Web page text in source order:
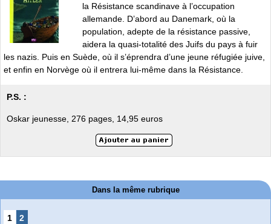
la Résistance scandinave à l’occupation
allemande. D’abord au Danemark, où la
population, adepte de la résistance passive,
aidera la quasi-totalité des Juifs du pays à fuir
les nazis. Puis en Suède, où il s’éprendra d’une jeune réfugiée juive,
et enfin en Norvège où il entrera lui-même dans la Résistance.
P.S. :
Oskar jeunesse, 276 pages, 14,95 euros
Dans la même rubrique
1 2